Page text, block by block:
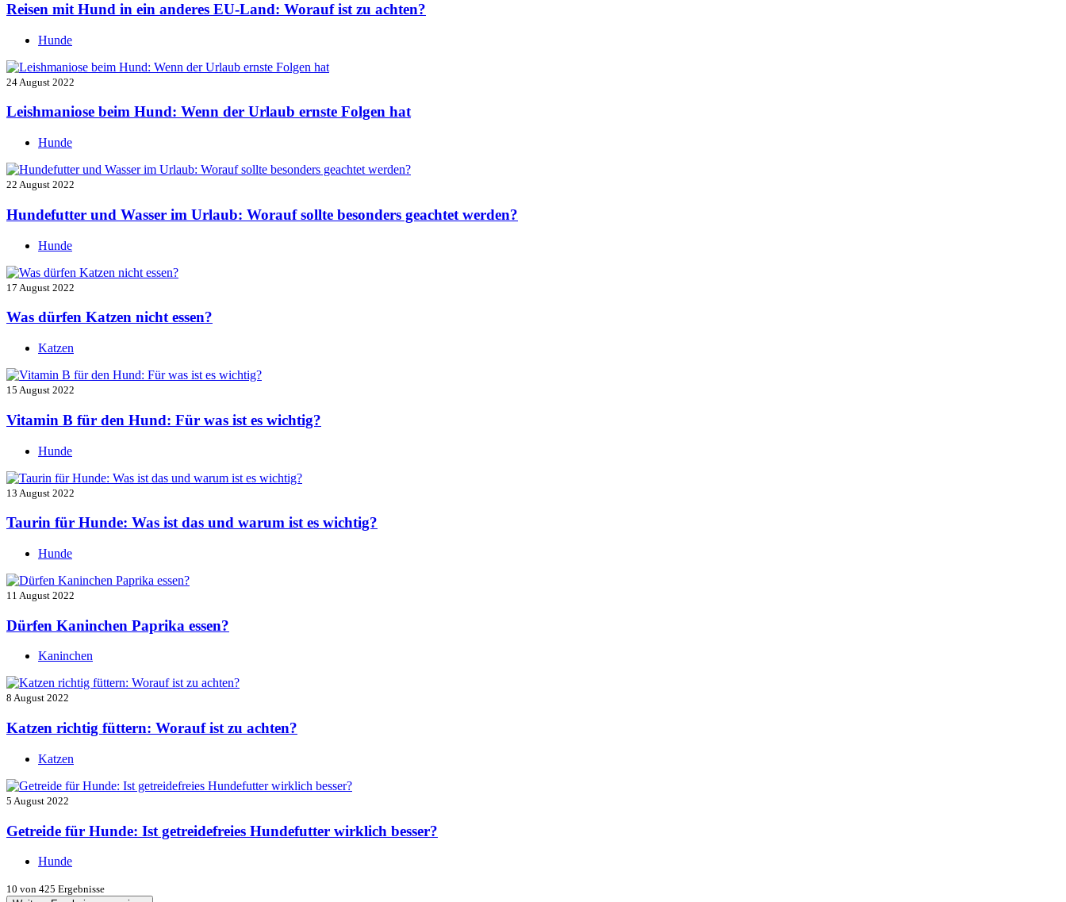
Reisen mit Hund in ein anderes EU-Land: Worauf ist zu achten?
Hunde
24 August 2022
Leishmaniose beim Hund: Wenn der Urlaub ernste Folgen hat
Hunde
22 August 2022
Hundefutter und Wasser im Urlaub: Worauf sollte besonders geachtet werden?
Hunde
17 August 2022
Was dürfen Katzen nicht essen?
Katzen
15 August 2022
Vitamin B für den Hund: Für was ist es wichtig?
Hunde
13 August 2022
Taurin für Hunde: Was ist das und warum ist es wichtig?
Hunde
11 August 2022
Dürfen Kaninchen Paprika essen?
Kaninchen
8 August 2022
Katzen richtig füttern: Worauf ist zu achten?
Katzen
5 August 2022
Getreide für Hunde: Ist getreidefreies Hundefutter wirklich besser?
Hunde
10 von 425 Ergebnisse